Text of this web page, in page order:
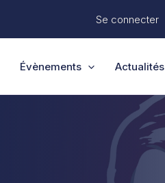
Se connecter
Évènements Actualités